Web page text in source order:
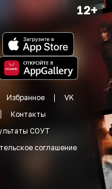
12+
Избранное
VK
Контакты
СОУТ
соглашение